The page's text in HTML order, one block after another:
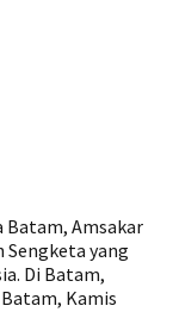
Amsakar
yang
Di Batam,
Kamis